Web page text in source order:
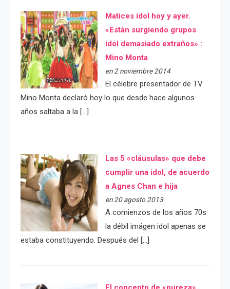
Matices idol hoy y ayer.
«Están surgiendo grupos
idol demasiado extraños» :
Mino Monta
en 2 noviembre 2014
El célebre presentador de TV
Mino Monta declaró hoy lo que desde hace algunos
años saltaba a la […]
Las 5 «cláusulas» que debe
cumplir una idol, de acuerdo
a Agnes Chan e hija
en 20 agosto 2013
A comienzos de los años 70s
la débil imágen idol apenas se
estaba constituyendo. Después del […]